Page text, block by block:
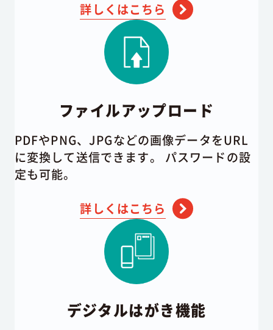
詳しくはこちら
ファイルアップロード
PDFやPNG、JPGなどの画像データをURL
に変換して送信できます。 パスワードの設
定も可能。
詳しくはこちら
デジタルはがき機能